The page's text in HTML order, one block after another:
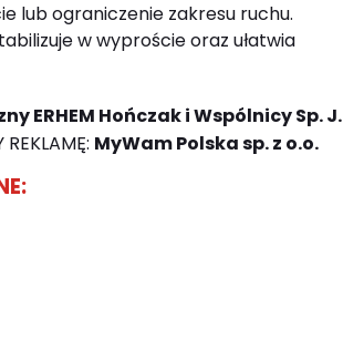
lub ograniczenie zakresu ruchu.
w wyproście oraz ułatwia
ERHEM Hończak i Wspólnicy Sp. J.
MyWam Polska sp. z o.o.